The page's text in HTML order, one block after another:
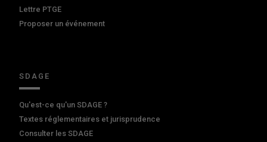
Lettre PTGE
Proposer un événement
SDAGE
Qu'est-ce qu'un SDAGE ?
Textes réglementaires et jurisprudence
Consulter les SDAGE